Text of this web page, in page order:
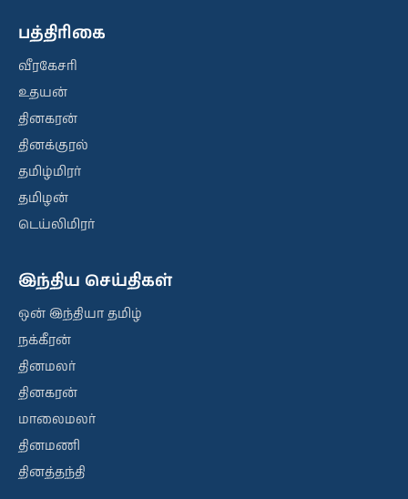
பத்திரிகை
வீரகேசரி
உதயன்
தினகரன்
தினக்குரல்
தமிழ்மிரர்
தமிழன்
டெய்லிமிரர்
இந்திய செய்திகள்
ஒன் இந்தியா தமிழ்
நக்கீரன்
தினமலர்
தினகரன்
மாலைமலர்
தினமணி
தினத்தந்தி